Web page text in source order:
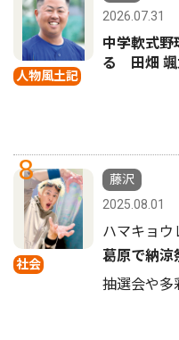
人物風土記
2026.07.31
中学軟式野
る 田畑
8
社会
藤沢
2025.08.01
ハマキョウ
葛原で納涼
抽選会や多